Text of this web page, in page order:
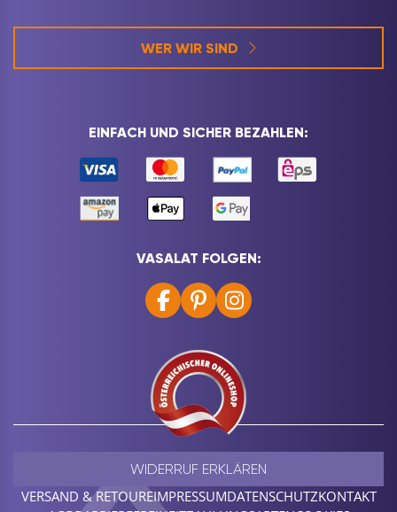
WER WIR SIND
EINFACH UND SICHER BEZAHLEN:
VASALAT FOLGEN:
VERSAND & RETOUREIMPRESSUMDATENSCHUTZKONTAKT
WIDERRUF ERKLÄREN